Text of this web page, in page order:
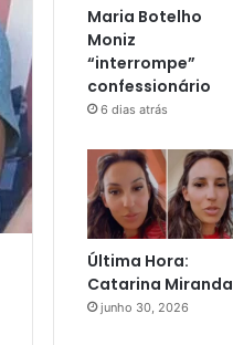
Maria Botelho
Moniz
“interrompe”
confessionário
6 dias atrás
Última Hora:
Catarina Miranda
junho 30, 2026